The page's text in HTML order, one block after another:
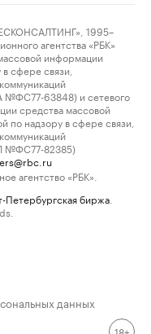
1995–
агентства «РБК»
информации
сфере связи,
№ФС77-63848) и сетевого
средства массовой
по надзору в сфере связи,
№ФС77-82385)
агентство «РБК».
Петербургская биржа
данных